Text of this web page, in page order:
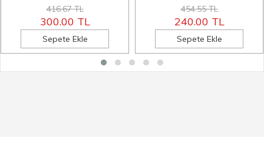
416.67 TL
300.00 TL
Sepete Ekle
454.55 TL
240.00 TL
Sepete Ekle